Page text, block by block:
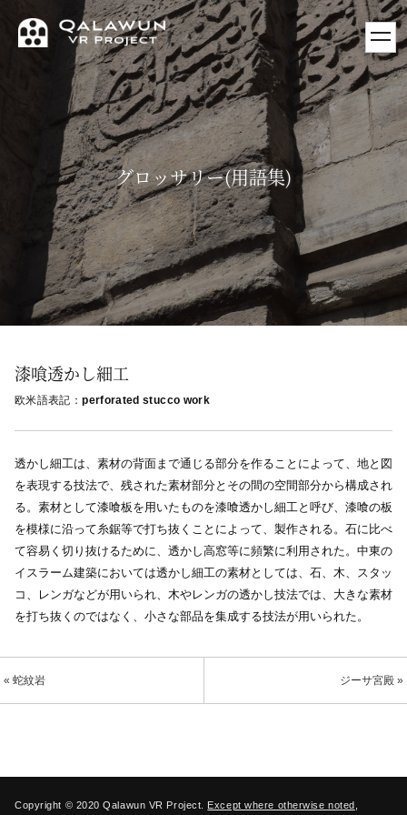
toggle
グロッサリー(用語集)
漆喰透かし細工
欧米語表記：perforated stucco work
透かし細工は、素材の背面まで通じる部分を作ることによって、地と図
を表現する技法で、残された素材部分とその間の空間部分から構成され
る。素材として漆喰板を用いたものを漆喰透かし細工と呼び、漆喰の板
を模様に沿って糸鋸等で打ち抜くことによって、製作される。石に比べ
て容易く切り抜けるために、透かし高窓等に頻繁に利用された。中東の
イスラーム建築においては透かし細工の素材としては、石、木、スタッ
コ、レンガなどが用いられ、木やレンガの透かし技法では、大きな素材
を打ち抜くのではなく、小さな部品を集成する技法が用いられた。
ジーサ宮殿 »
« 蛇紋岩
Copyright © 2020 Qalawun VR Project. Except where otherwise noted ,